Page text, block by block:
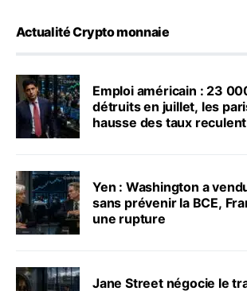
Actualité Crypto monnaie
Emploi américain : 23
détruits en juillet, les
hausse des taux reculent
Yen : Washington a
sans prévenir la BCE,
une rupture
Jane Street négocie le